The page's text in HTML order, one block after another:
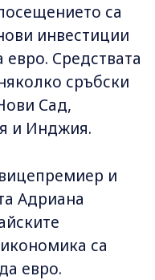
са
инвестиции
Средствата
сръбски
Сад,
и Инджия.
и
Адриана
са
евро.